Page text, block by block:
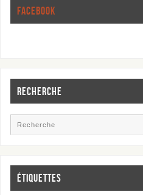
FACEBOOK
RECHERCHE
ÉTIQUETTES